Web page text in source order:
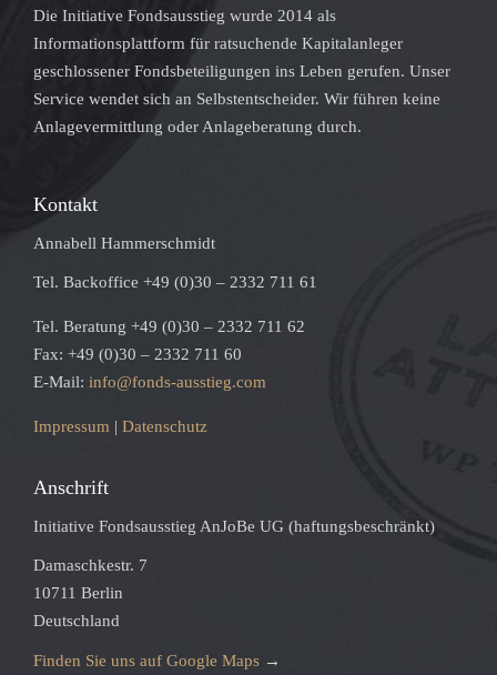
Die Initiative Fondsausstieg wurde 2014 als
Informationsplattform für ratsuchende Kapitalanleger
geschlossener Fondsbeteiligungen ins Leben gerufen. Unser
Service wendet sich an Selbstentscheider. Wir führen keine
Anlagevermittlung oder Anlageberatung durch.
Kontakt
Annabell Hammerschmidt
Tel. Backoffice +49 (0)30 – 2332 711 61
Tel. Beratung +49 (0)30 – 2332 711 62
Fax: +49 (0)30 – 2332 711 60
E-Mail: info@fonds-ausstieg.com
Impressum | Datenschutz
Anschrift
Initiative Fondsausstieg AnJoBe UG (haftungsbeschränkt)
Damaschkestr. 7
10711 Berlin
Deutschland
Finden Sie uns auf Google Maps →